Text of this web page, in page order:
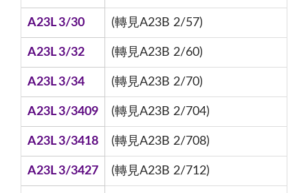
A23L 3/30 (轉見A23B 2/57)
A23L 3/32 (轉見A23B 2/60)
A23L 3/34 (轉見A23B 2/70)
A23L 3/3409 (轉見A23B 2/704)
A23L 3/3418 (轉見A23B 2/708)
A23L 3/3427 (轉見A23B 2/712)